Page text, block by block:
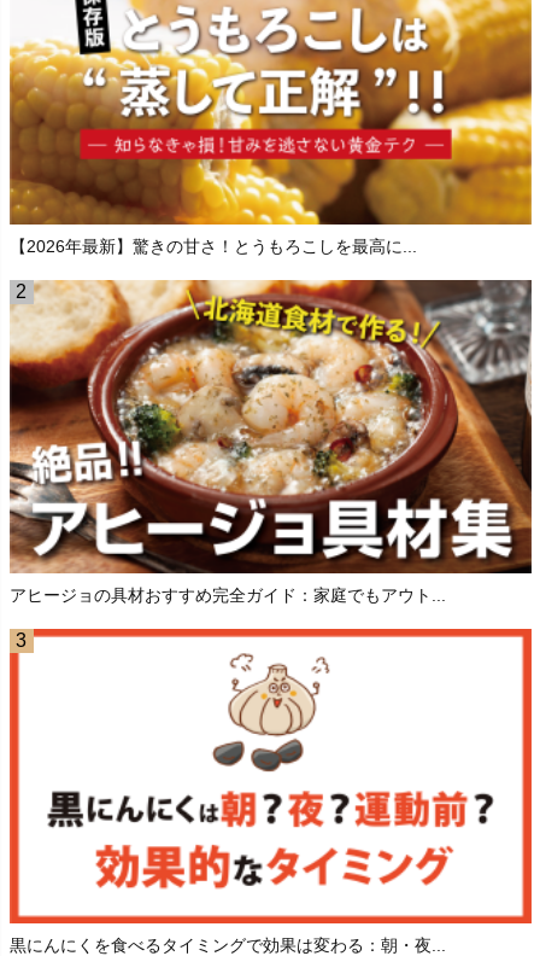
【2026年最新】驚きの甘さ！とうもろこしを最高に...
アヒージョの具材おすすめ完全ガイド：家庭でもアウト...
黒にんにくを食べるタイミングで効果は変わる：朝・夜...